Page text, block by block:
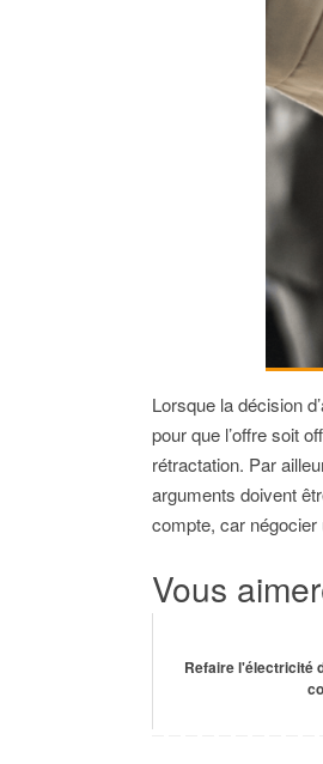
Lorsque la décision
pour que l’offre soit
rétractation. Par
arguments doivent
compte, car
Vous
Refaire l'électricité